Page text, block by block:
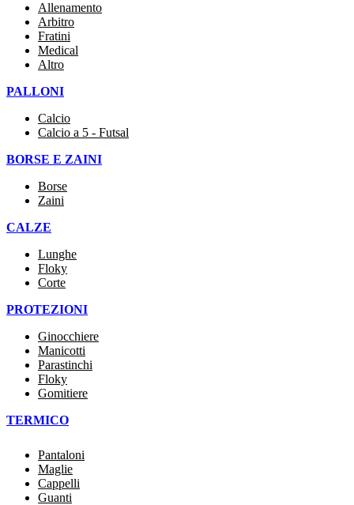
Allenamento
Arbitro
Fratini
Medical
Altro
PALLONI
Calcio
Calcio a 5 - Futsal
BORSE E ZAINI
Borse
Zaini
CALZE
Lunghe
Floky
Corte
PROTEZIONI
Ginocchiere
Manicotti
Parastinchi
Floky
Gomitiere
TERMICO
Pantaloni
Maglie
Cappelli
Guanti